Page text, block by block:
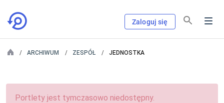
Zaloguj się
ARCHIWUM ZESPÓŁ JEDNOSTKA
Portlety jest tymczasowo niedostępny.